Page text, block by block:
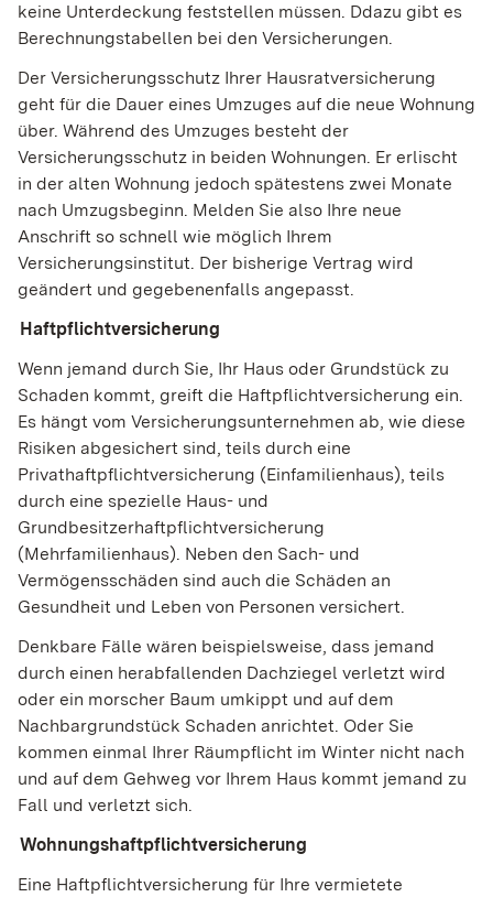
keine Unterdeckung feststellen müssen. Ddazu gibt es
Berechnungstabellen bei den Versicherungen.
Der Versicherungsschutz Ihrer Hausratversicherung
geht für die Dauer eines Umzuges auf die neue Wohnung
über. Während des Umzuges besteht der
Versicherungsschutz in beiden Wohnungen. Er erlischt
in der alten Wohnung jedoch spätestens zwei Monate
nach Umzugsbeginn. Melden Sie also Ihre neue
Anschrift so schnell wie möglich Ihrem
Versicherungsinstitut. Der bisherige Vertrag wird
geändert und gegebenenfalls angepasst.
(Wird in einem neuen Fenster geöffnet)
Haftpflichtversicherung
Wenn jemand durch Sie, Ihr Haus oder Grundstück zu
Schaden kommt, greift die Haftpflichtversicherung ein.
Es hängt vom Versicherungsunternehmen ab, wie diese
Risiken abgesichert sind, teils durch eine
Privathaftpflichtversicherung (Einfamilienhaus), teils
durch eine spezielle Haus- und
Grundbesitzerhaftpflichtversicherung
(Mehrfamilienhaus). Neben den Sach- und
Vermögensschäden sind auch die Schäden an
Gesundheit und Leben von Personen versichert.
Denkbare Fälle wären beispielsweise, dass jemand
durch einen herabfallenden Dachziegel verletzt wird
oder ein morscher Baum umkippt und auf dem
Nachbargrundstück Schaden anrichtet. Oder Sie
kommen einmal Ihrer Räumpflicht im Winter nicht nach
und auf dem Gehweg vor Ihrem Haus kommt jemand zu
Fall und verletzt sich.
(Wird in einem neuen Fenster geöffnet)
Wohnungshaftpflichtversicherung
Eine Haftpflichtversicherung für Ihre vermietete